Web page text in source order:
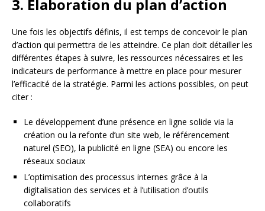
3. Élaboration du plan d’action
Une fois les objectifs définis, il est temps de concevoir le plan
d’action qui permettra de les atteindre. Ce plan doit détailler les
différentes étapes à suivre, les ressources nécessaires et les
indicateurs de performance à mettre en place pour mesurer
l’efficacité de la stratégie. Parmi les actions possibles, on peut
citer :
Le développement d’une présence en ligne solide via la
création ou la refonte d’un site web, le référencement
naturel (SEO), la publicité en ligne (SEA) ou encore les
réseaux sociaux
L’optimisation des processus internes grâce à la
digitalisation des services et à l’utilisation d’outils
collaboratifs